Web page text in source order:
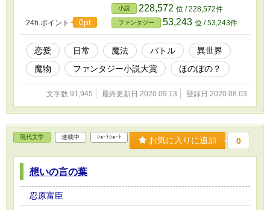
ウに連れられて外に出た広場には、スライムの粘液でベタベタにな
っている銀髪の少女。また別の位置ではモンスターに舐められ続け
る金髪の少女……。 そう、この少女たちこそ、ゼクスと死闘を
繰り広げた元魔王と元四天王だった―― ゼクスは生き残ってい
た魔力を失った魔王と四天王を守りつつ、アリシアと過ごすかどう
か悩む。 そこに現れたのは格闘家の男。他愛もなく勝利するゼ
クスだったが、男が言い放った一言によってゼクスはもう一度キレ
と！ 退治してくれと頼まれたんだ！」 格闘家は王様に頼まれ
スは格闘家の男に伝言を頼んだ。 「帰ったらクソ野郎に伝えてく
れ、『そっちがその気なら全力でかかってこい』ってな」 ゼク
スの言葉を受け取り、格闘家はその場を去って行った。 これ
は、彼女とキャッキャウフフをしながらも、剣士が魔王城を守るち
ょっとエッチな異世界恋愛バトルファンタジー！？ ※第八話まで
毎日15時更新します(_ _)
24h.ポイント 0pt
小説 228,572 位 / 228,572件
ファンタジー 53,243 位 / 53,243件
恋愛 日常 魔法 バトル
異世界
魔物
ファンタジー小説大賞 ほのぼの？
文字数 91,945 最終更新日 2020.09.13 登録日 2020.08.03
現代文学 連載中 ｼｮｰﾄｼｮｰﾄ お気に入りに追加 0
想いの言の葉
忍原富臣